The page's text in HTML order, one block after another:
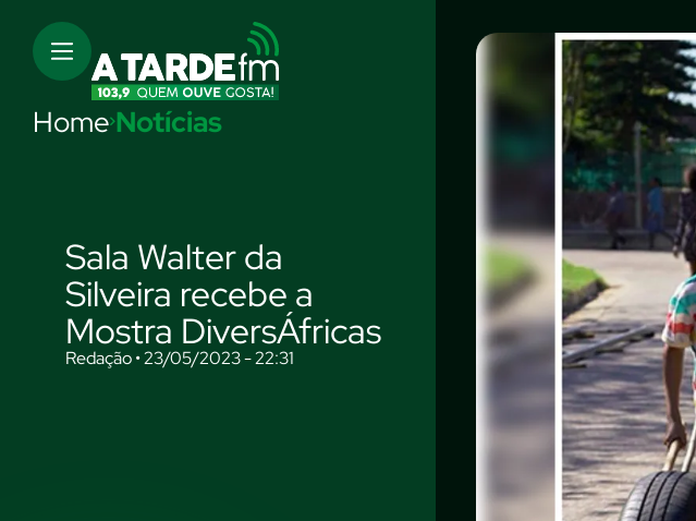
Home Notícias
Sala Walter da
Silveira recebe a
Mostra DiversÁfricas
Redação • 23/05/2023 - 22:31